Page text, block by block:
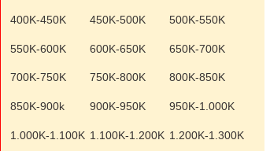
400K-450K 450K-500K 500K-550K
550K-600K 600K-650K 650K-700K
700K-750K 750K-800K 800K-850K
850K-900k 900K-950K 950K-1.000K
1.000K-1.100K 1.100K-1.200K 1.200K-1.300K